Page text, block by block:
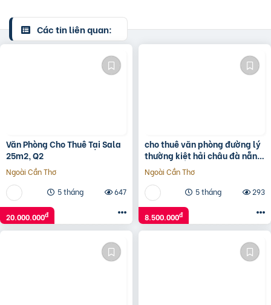
Các tin liên quan:
Văn Phòng Cho Thuê Tại Sala
25m2, Q2
Ngoài Cần Thơ
5 tháng
647
20.000.000đ
cho thuê văn phòng đường lý
thường kiệt hải châu đà nẵng
giá tốt diện tích 75 m2
Ngoài Cần Thơ
5 tháng
293
8.500.000đ